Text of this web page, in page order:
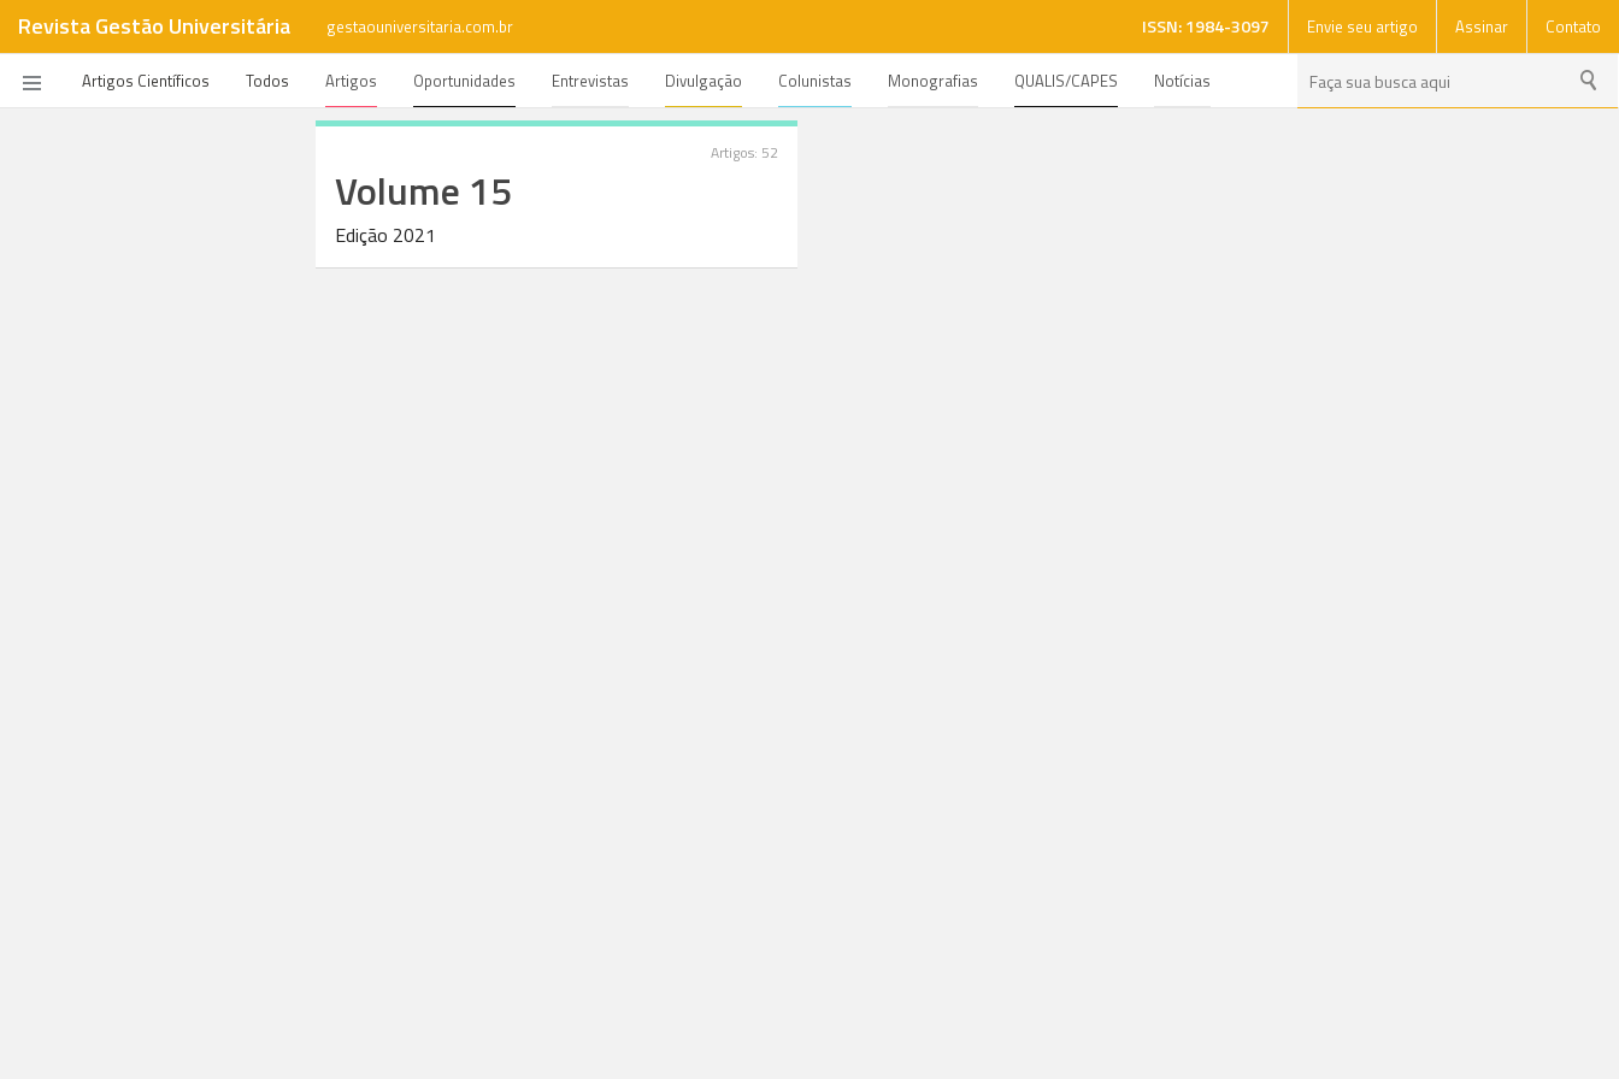
Revista Gestão Universitária gestaouniversitaria.com.br ISSN: 1984-3097 Envie seu artigo Assinar Contato
Artigos Científicos Todos Artigos Oportunidades Entrevistas Divulgação Colunistas Monografias QUALIS/CAPES Notícias
Artigos: 52
Volume 15
Edição 2021